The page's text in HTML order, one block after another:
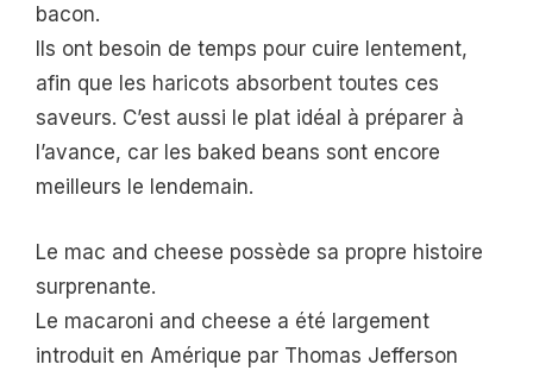
bacon.
Ils ont besoin de temps pour cuire lentement,
afin que les haricots absorbent toutes ces
saveurs. C’est aussi le plat idéal à préparer à
l’avance, car les baked beans sont encore
meilleurs le lendemain.
Le mac and cheese possède sa propre histoire
surprenante.
Le macaroni and cheese a été largement
introduit en Amérique par Thomas Jefferson